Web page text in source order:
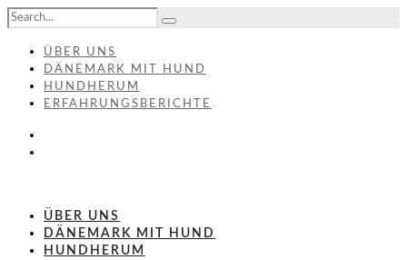
ÜBER UNS
DÄNEMARK MIT HUND
HUNDHERUM
ERFAHRUNGSBERICHTE
ÜBER UNS
DÄNEMARK MIT HUND
HUNDHERUM